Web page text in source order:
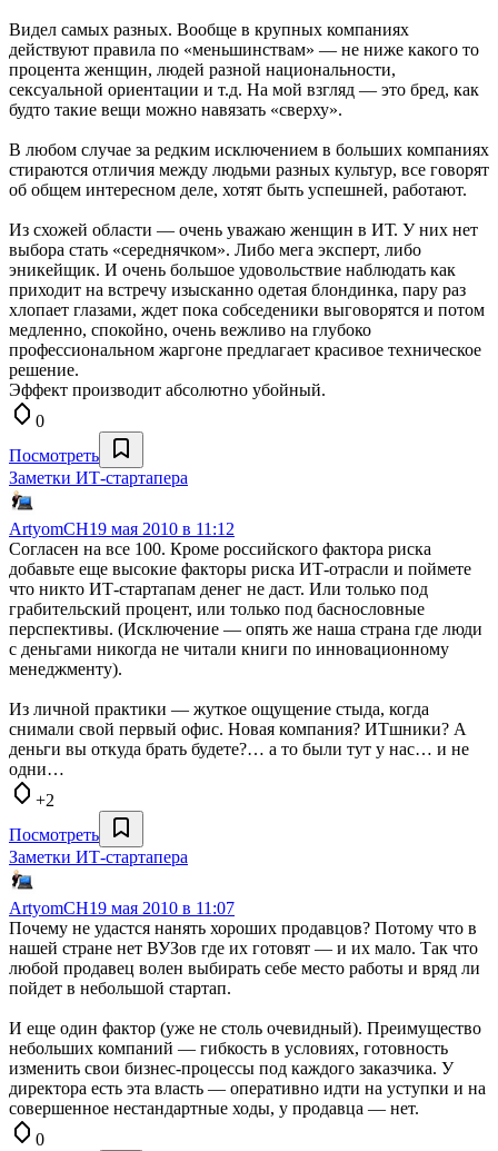
Видел самых разных. Вообще в крупных компаниях
действуют правила по «меньшинствам» — не ниже какого то
процента женщин, людей разной национальности,
сексуальной ориентации и т.д. На мой взгляд — это бред, как
будто такие вещи можно навязать «сверху».
В любом случае за редким исключением в больших компаниях
стираются отличия между людьми разных культур, все говорят
об общем интересном деле, хотят быть успешней, работают.
Из схожей области — очень уважаю женщин в ИТ. У них нет
выбора стать «середнячком». Либо мега эксперт, либо
эникейщик. И очень большое удовольствие наблюдать как
приходит на встречу изысканно одетая блондинка, пару раз
хлопает глазами, ждет пока собседеники выговорятся и потом
медленно, спокойно, очень вежливо на глубоко
профессиональном жаргоне предлагает красивое техническое
решение.
Эффект производит абсолютно убойный.
0
Посмотреть
Заметки ИТ-стартапера
ArtyomCH19 мая 2010 в 11:12
Согласен на все 100. Кроме российского фактора риска
добавьте еще высокие факторы риска ИТ-отрасли и поймете
что никто ИТ-стартапам денег не даст. Или только под
грабительский процент, или только под баснословные
перспективы. (Исключение — опять же наша страна где люди
с деньгами никогда не читали книги по инновационному
менеджменту).
Из личной практики — жуткое ощущение стыда, когда
снимали свой первый офис. Новая компания? ИТшники? А
деньги вы откуда брать будете?… а то были тут у нас… и не
одни…
+2
Посмотреть
Заметки ИТ-стартапера
ArtyomCH19 мая 2010 в 11:07
Почему не удастся нанять хороших продавцов? Потому что в
нашей стране нет ВУЗов где их готовят — и их мало. Так что
любой продавец волен выбирать себе место работы и вряд ли
пойдет в небольшой стартап.
И еще один фактор (уже не столь очевидный). Преимущество
небольших компаний — гибкость в условиях, готовность
изменить свои бизнес-процессы под каждого заказчика. У
директора есть эта власть — оперативно идти на уступки и на
совершенное нестандартные ходы, у продавца — нет.
0